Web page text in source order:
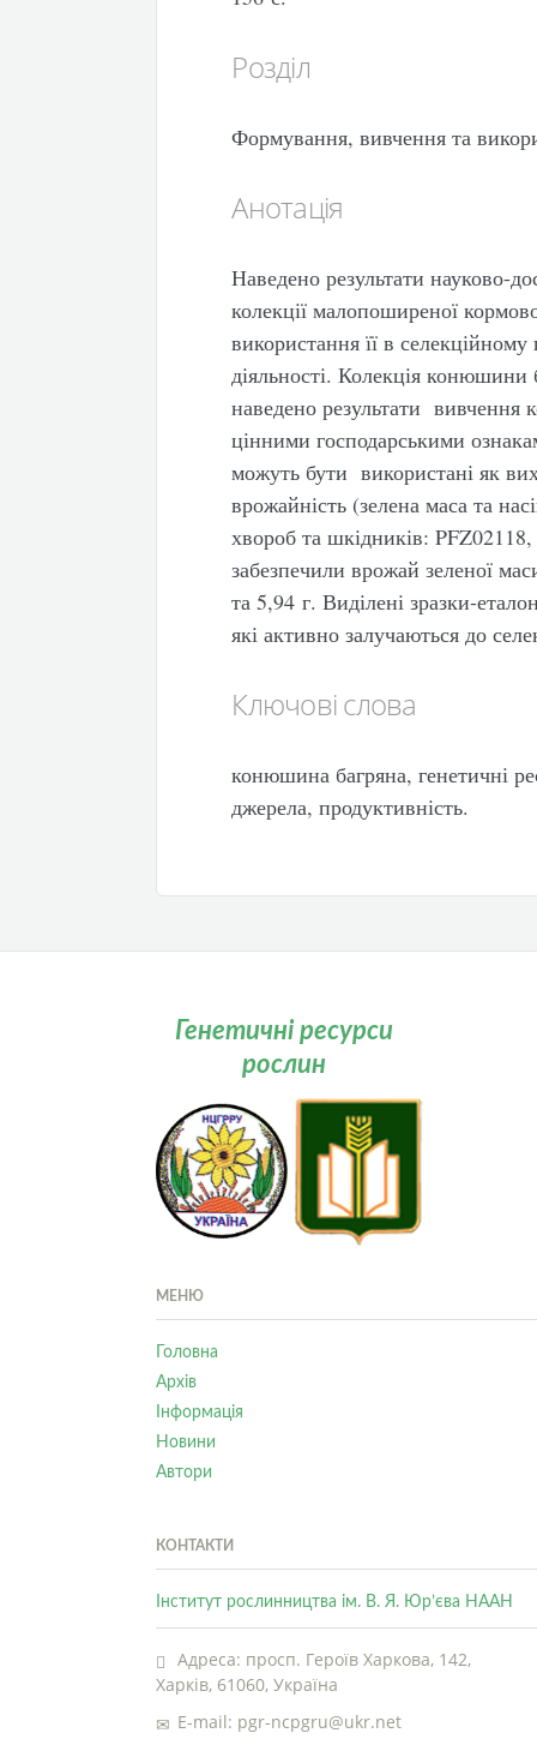
Розділ
Формування, вивчення та
Анотація
Наведено результати науково-
колекції малопоширеної
використання її в
діяльності. Колекція конюшини
наведено результати вивчення
цінними господарськими
можуть бути використані як
врожайність (зелена маса та
хвороб та шкідників:
забезпечили врожай зеленої
та 5,94 г. Виділені зразки-
які активно залучаються до
Ключові слова
конюшина багряна, генетичні
джерела, продуктивність.
Генетичні ресурси
рослин
МЕНЮ
Головна
Архів
Інформація
Новини
Автори
КОНТАКТИ
Інститут рослинництва ім. В. Я. Юр’єва НААН
Адреса: просп. Героїв Харкова, 142,
Харків, 61060, Україна
E-mail: pgr-ncpgru@ukr.net